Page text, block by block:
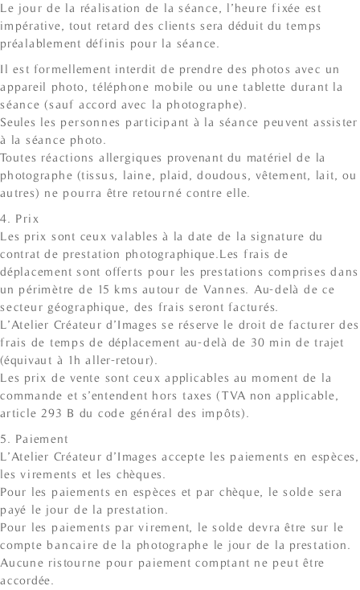
Le jour de la réalisation de la séance, l’heure fixée est
impérative, tout retard des clients sera déduit du temps
préalablement définis pour la séance.
Il est formellement interdit de prendre des photos avec un
appareil photo, téléphone mobile ou une tablette durant la
séance (sauf accord avec la photographe).
Seules les personnes participant à la séance peuvent assister
à la séance photo.
Toutes réactions allergiques provenant du matériel de la
photographe (tissus, laine, plaid, doudous, vêtement, lait, ou
autres) ne pourra être retourné contre elle.
4. Prix
Les prix sont ceux valables à la date de la signature du
contrat de prestation photographique.Les frais de
déplacement sont offerts pour les prestations comprises dans
un périmètre de 15 kms autour de Vannes. Au-delà de ce
secteur géographique, des frais seront facturés.
L’Atelier Créateur d’Images se réserve le droit de facturer des
frais de temps de déplacement au-delà de 30 min de trajet
(équivaut à 1h aller-retour).
Les prix de vente sont ceux applicables au moment de la
commande et s’entendent hors taxes (TVA non applicable,
article 293 B du code général des impôts).
5. Paiement
L’Atelier Créateur d’Images accepte les paiements en espèces,
les virements et les chèques.
Pour les paiements en espèces et par chèque, le solde sera
payé le jour de la prestation.
Pour les paiements par virement, le solde devra être sur le
compte bancaire de la photographe le jour de la prestation.
Aucune ristourne pour paiement comptant ne peut être
accordée.